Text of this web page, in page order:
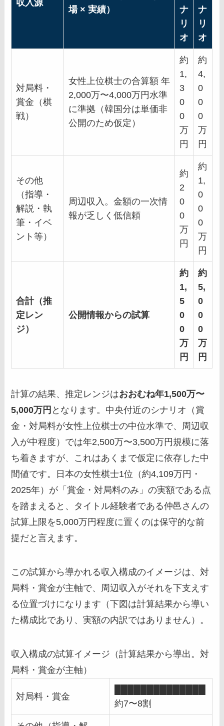
収入源
場 × 実績）
ナ
リ
オ
ナ
リ
オ
対局料・
賞金（棋
戦）
女性上位棋士の合算額 年
2,000万〜4,000万円水準
に準拠（韓国分は単価非
公開のため仮定）
約
1,
3
0
0
万
円
約
4,
0
0
0
万
円
その他
（指導・
解説・執
筆・イベ
ント等）
周辺収入。金額の一次情
報が乏しく低信頼
約
2
0
0
万
円
約
1,
0
0
0
万
円
合計（推
定レン
ジ）
公開情報からの試算
約
1,
5
0
0
万
円
約
5,
0
0
0
万
円
計算の結果、推定レンジはおおむね年1,500万〜
5,000万円 となります。中央付近のシナリオ（賞
金・対局料が女性上位棋士の中位水準で、周辺収
入が中程度）では年2,500万〜3,500万円規模に落
ち着きますが、これはあくまで仮定に依存した中
間値です。日本の女性棋士1位（約4,109万円・
2025年）が「賞金・対局料のみ」の実額である点
を踏まえると、タイトル経験者である仲邑さんの
試算上限を5,000万円程度に置くのは保守的な前
提だと言えます。
この試算から導かれる収入構成のイメージは、対
局料・賞金が主軸で、周辺収入がそれを下支えす
る位置づけになります（下図は計算結果から導い
た構成比であり、実額の内訳ではありません）。
収入構成の試算イメージ（計算結果から導出。対
局料・賞金が主軸）
対局料・賞金
約7〜8割